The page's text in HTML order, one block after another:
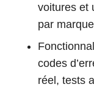
voitures et
par
codes
réel, tests